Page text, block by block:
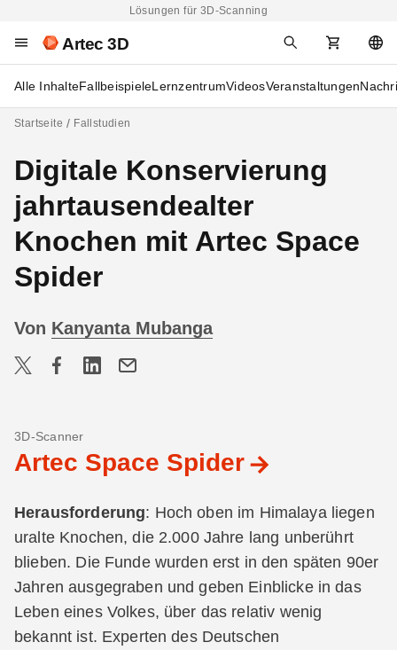
Lösungen für 3D-Scanning
Artec 3D
Alle InhalteFallbeispieleLernzentrumVideosVeranstaltungen
Startseite Fallstudien
Digitale Konservierung
jahrtausendealter
Knochen mit Artec Space
Spider
Von Kanyanta Mubanga
3D-Scanner
Artec Space Spider
Herausforderung: Hoch oben im Himalaya liegen
uralte Knochen, die 2.000 Jahre lang unberührt
blieben. Die Funde wurden erst in den späten 90er
Jahren ausgegraben und geben Einblicke in das
Leben eines Volkes, über das relativ wenig
bekannt ist. Experten des Deutschen